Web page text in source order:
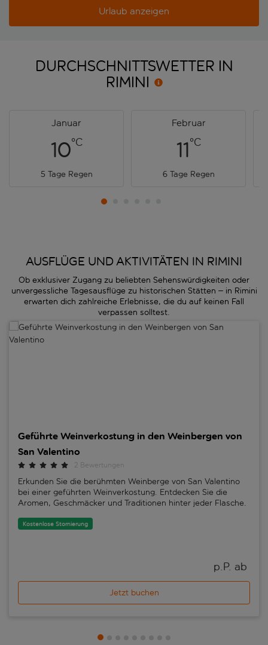
Urlaub anzeigen
DURCHSCHNITTSWETTER IN
RIMINI
Januar
10°C
5 Tage Regen
Februar
11°C
6 Tage Regen
AUSFLÜGE UND AKTIVITÄTEN IN RIMINI
Ob exklusiver Zugang zu beliebten Sehenswürdigkeiten oder
unvergessliche Tagesausflüge zu historischen Stätten – in Rimini
erwarten dich zahlreiche Erlebnisse, die du auf keinen Fall
verpassen solltest.
Geführte Weinverkostung in den Weinbergen von San Valentino
Geführte Weinverkostung in den Weinbergen von
San Valentino
2 Bewertungen
Erkunden Sie die berühmten Weinberge von San Valentino
bei einer geführten Weinverkostung. Entdecken Sie die
Aromen, Geschmäcker und Traditionen hinter jeder Flasche.
Kostenlose Stornierung
p.P. ab
Jetzt buchen